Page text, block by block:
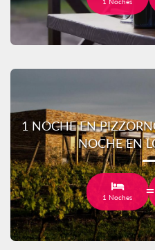
1 NOCHE EN
NOCHE EN
1 Noches